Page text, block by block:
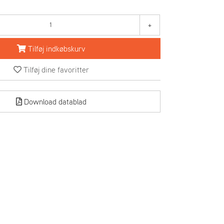
+
Tilføj indkøbskurv
Tilføj dine favoritter
Download datablad